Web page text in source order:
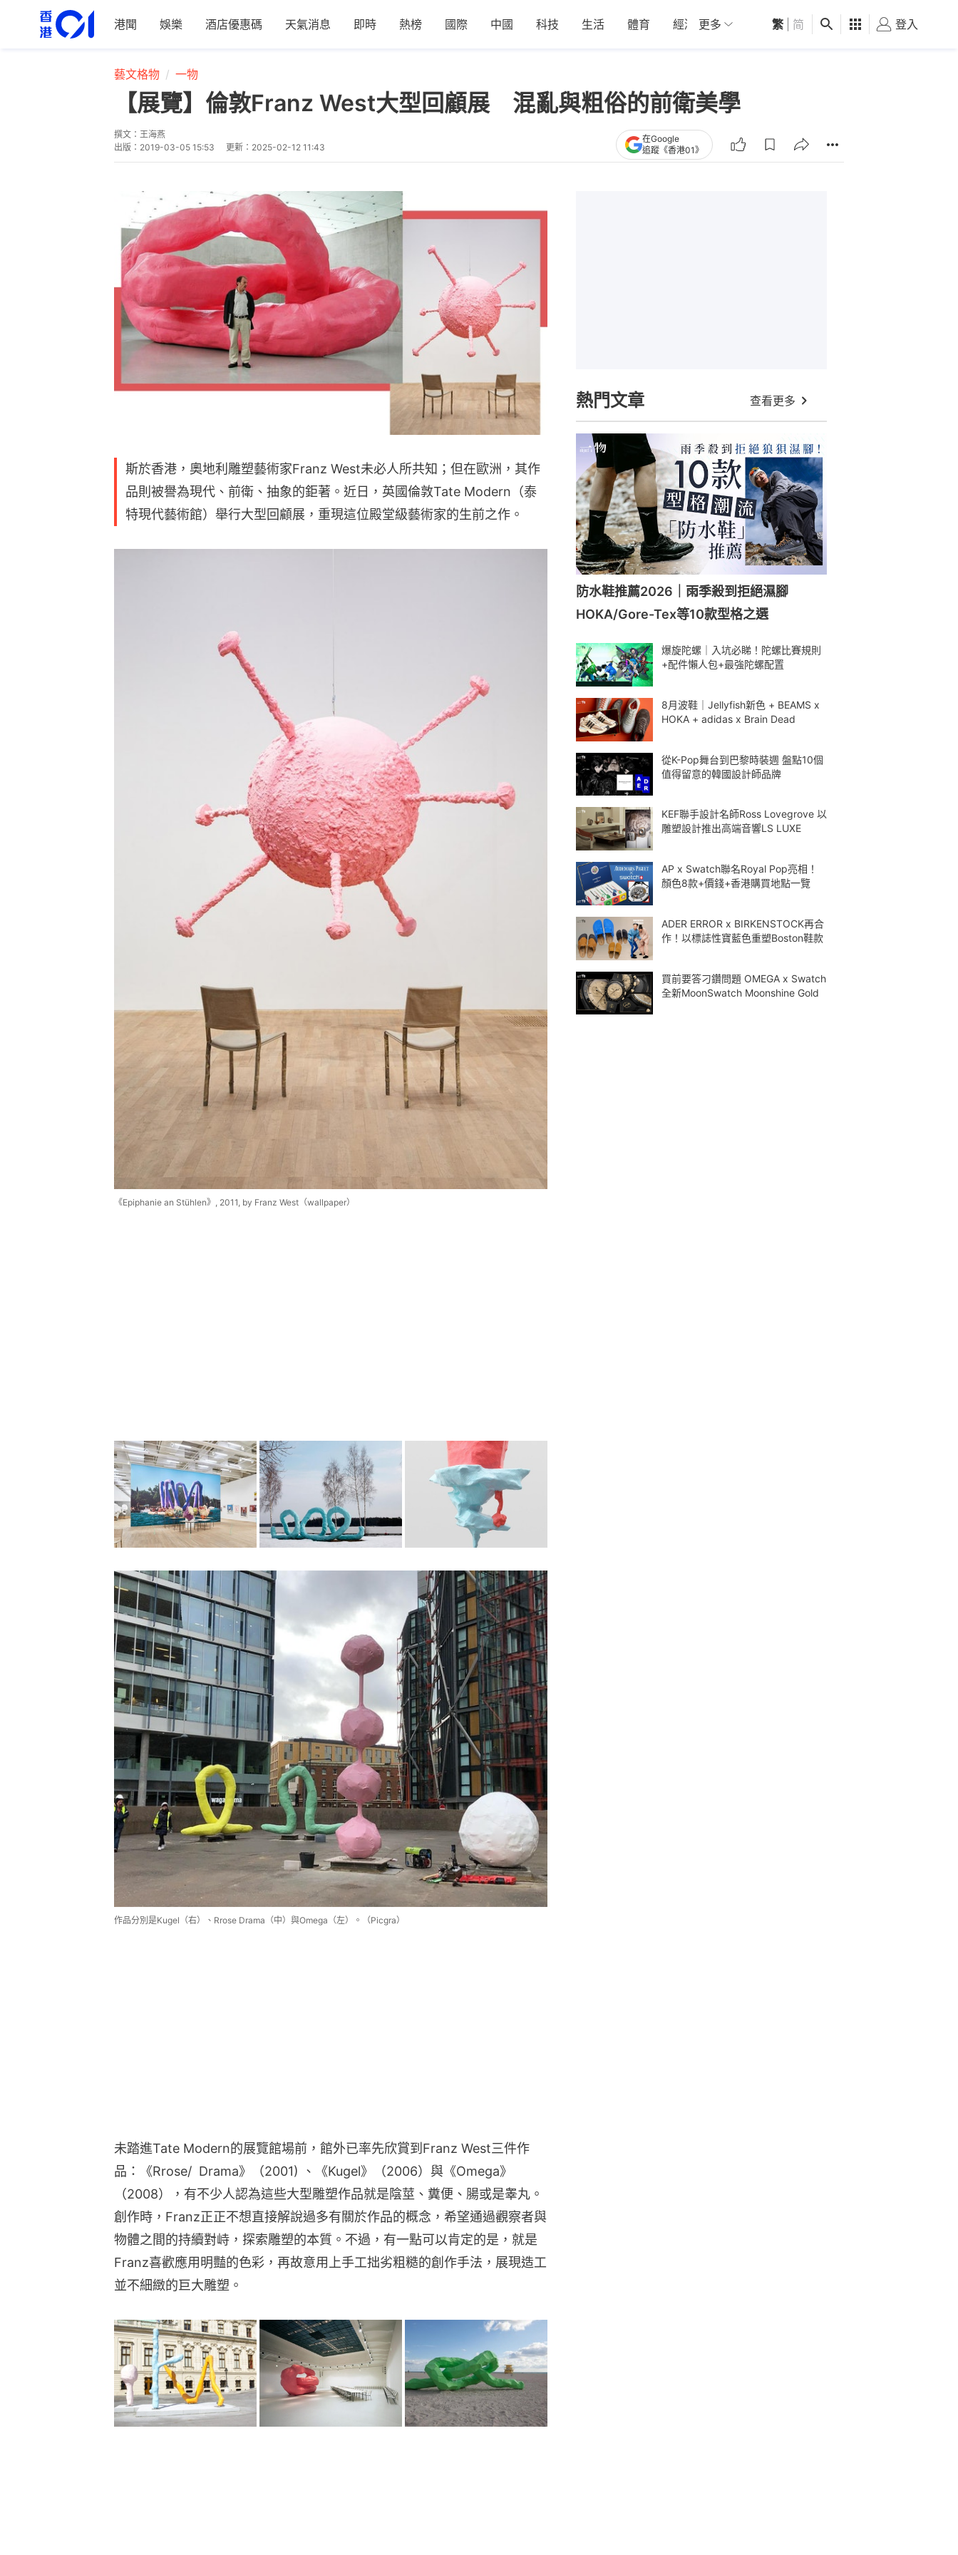
港聞 娛樂 酒店優惠碼 天氣消息 即時 熱榜 國際 中國 科技 生活 體育 經濟 01深圳 觀點 健康 好食玩飛
更多 繁 简 登入
藝文格物 一物
【展覽】倫敦Franz West大型回顧展 混亂與粗俗的前衛美學
撰文： 王海燕
出版： 2019-03-05 15:53 更新： 2025-02-12 11:43
在Google
追蹤《香港01》
斯於香港，奧地利雕塑藝術家Franz West未必人所共知；但在歐洲，其作
品則被譽為現代、前衛、抽象的鉅著。近日，英國倫敦Tate Modern（泰
特現代藝術館）舉行大型回顧展，重現這位殿堂級藝術家的生前之作。
《Epiphanie an Stühlen》, 2011, by Franz West（wallpaper）
作品分別是Kugel（右）、Rrose Drama（中）與Omega（左）。（Picgra）
未踏進Tate Modern的展覽館場前，館外已率先欣賞到Franz West三件作
品：《Rrose/  Drama》（2001) 、《Kugel》（2006）與《Omega》
（2008），有不少人認為這些大型雕塑作品就是陰莖、糞便、腸或是睾丸。
創作時，Franz正正不想直接解說過多有關於作品的概念，希望通過觀察者與
物體之間的持續對峙，探索雕塑的本質。不過，有一點可以肯定的是，就是
Franz喜歡應用明豔的色彩，再故意用上手工拙劣粗糙的創作手法，展現造工
並不細緻的巨大雕塑。
熱門文章 查看更多
防水鞋推薦2026｜雨季殺到拒絕濕腳
HOKA/Gore-Tex等10款型格之選
爆旋陀螺｜入坑必睇！陀螺比賽規則
+配件懶人包+最強陀螺配置
8月波鞋｜Jellyfish新色 + BEAMS x
HOKA + adidas x Brain Dead
從K-Pop舞台到巴黎時裝週 盤點10個
值得留意的韓國設計師品牌
KEF聯手設計名師Ross Lovegrove 以
雕塑設計推出高端音響LS LUXE
AP x Swatch聯名Royal Pop亮相！
顏色8款+價錢+香港購買地點一覽
ADER ERROR x BIRKENSTOCK再合
作！以標誌性寶藍色重塑Boston鞋款
買前要答刁鑽問題 OMEGA x Swatch
全新MoonSwatch Moonshine Gold